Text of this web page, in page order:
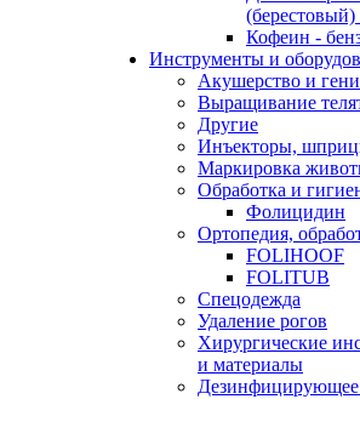
(берестовый)
Кофеин -
Инструменты и
Акушерство и
Выращивание
Другие
Инъекторы,
Маркировка
Обработка и
Фолицидин
Ортопедия,
FOLIHOOF
FOLITUB
Спецодежда
Удаление рогов
Хирургические
и материалы
Дезинфицирующее